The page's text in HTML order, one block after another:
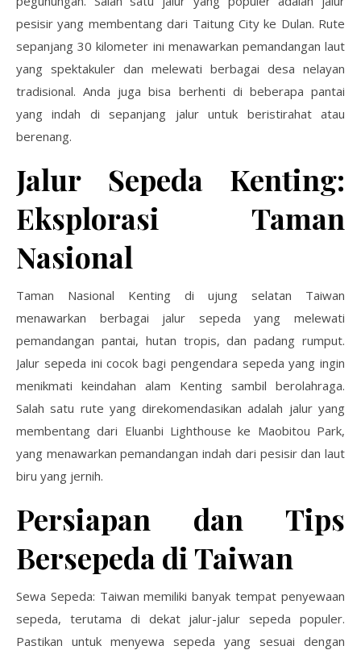
pesisir yang membentang dari Taitung City ke Dulan. Rute
sepanjang 30 kilometer ini menawarkan pemandangan laut
yang spektakuler dan melewati berbagai desa nelayan
tradisional. Anda juga bisa berhenti di beberapa pantai
yang indah di sepanjang jalur untuk beristirahat atau
berenang.
Jalur Sepeda Kenting:
Eksplorasi Taman
Nasional
Taman Nasional Kenting di ujung selatan Taiwan
menawarkan berbagai jalur sepeda yang melewati
pemandangan pantai, hutan tropis, dan padang rumput.
Jalur sepeda ini cocok bagi pengendara sepeda yang ingin
menikmati keindahan alam Kenting sambil berolahraga.
Salah satu rute yang direkomendasikan adalah jalur yang
membentang dari Eluanbi Lighthouse ke Maobitou Park,
yang menawarkan pemandangan indah dari pesisir dan laut
biru yang jernih.
Persiapan dan Tips
Bersepeda di Taiwan
Sewa Sepeda: Taiwan memiliki banyak tempat penyewaan
sepeda, terutama di dekat jalur-jalur sepeda populer.
Pastikan untuk menyewa sepeda yang sesuai dengan